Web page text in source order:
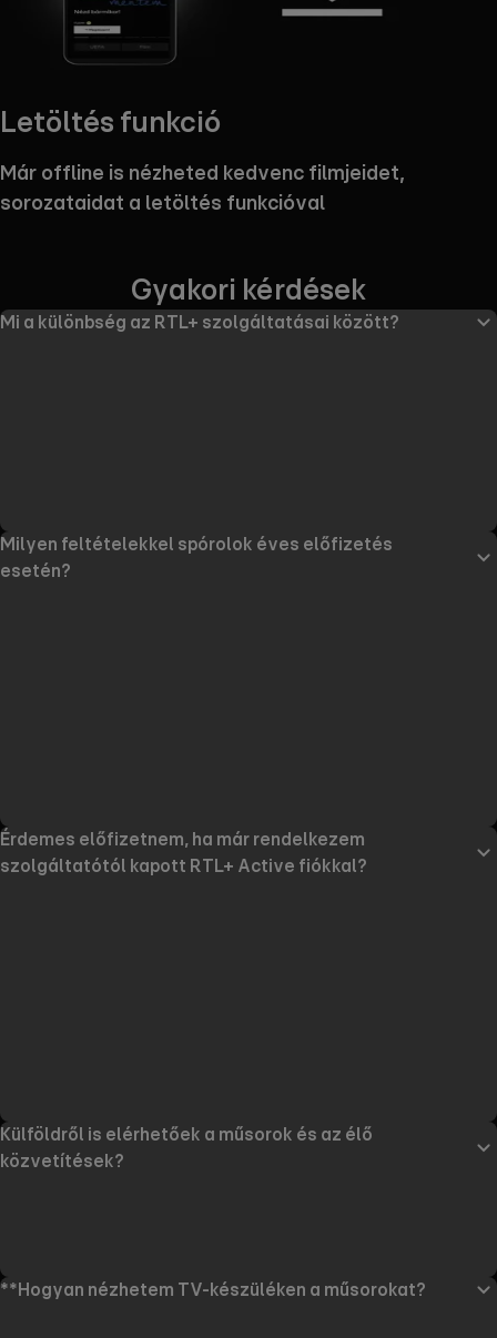
Letöltés funkció
Már offline is nézheted kedvenc filmjeidet,
sorozataidat a letöltés funkcióval
Gyakori kérdések
Mi a különbség az RTL+ szolgáltatásai között?
Milyen feltételekkel spórolok éves előfizetés
esetén?
Érdemes előfizetnem, ha már rendelkezem
szolgáltatótól kapott RTL+ Active fiókkal?
Külföldről is elérhetőek a műsorok és az élő
közvetítések?
**Hogyan nézhetem TV-készüléken a műsorokat?